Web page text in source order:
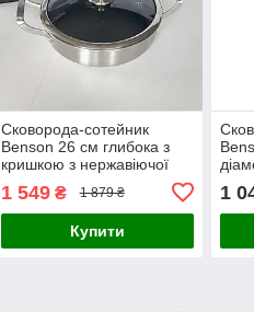
Сковорода-сотейник
Benson 26 см глибока з
кришкою з нержавіючої
1 549₴ 1 879 ₴
Купити
1